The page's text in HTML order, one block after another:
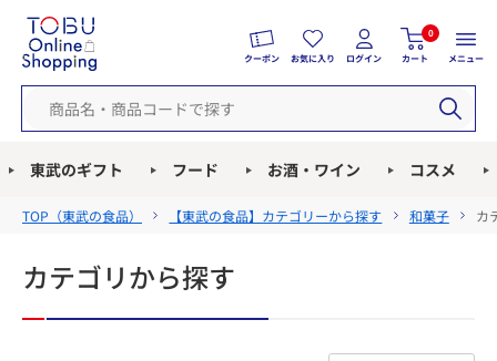
クーポン お気に入り ログイン
0
カート メニュー
東武のギフト フード お酒・ワイン コスメ
TOP（東武の食品） 【東武の食品】カテゴリーから探す 和菓子 カ
カテゴリから探す